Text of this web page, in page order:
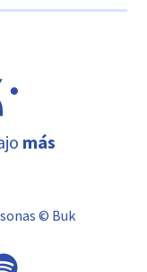
más
© Buk